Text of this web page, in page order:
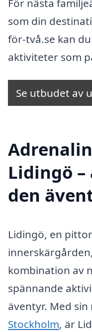
För nästa
som din
för-två.se kan
aktiviteter som
Se utbudet av
Lidingö
den
Lidingö, en
kombination av
spännande
äventyr. Med
Stockholm, är